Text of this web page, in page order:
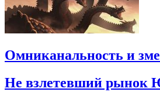
Омниканальность и
Не взлетевший рынок